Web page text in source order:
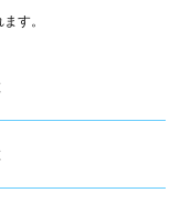
す。